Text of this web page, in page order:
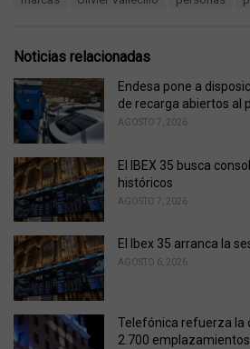
i
e
s
:
Noticias relacionadas
Endesa pone a
de recarga abiertos al
AGOSTO 7, 2026
El IBEX 35 busca
históricos
AGOSTO 7, 2026
El Ibex 35 arranca la
AGOSTO 6, 2026
Telefónica refuerza la
2.700